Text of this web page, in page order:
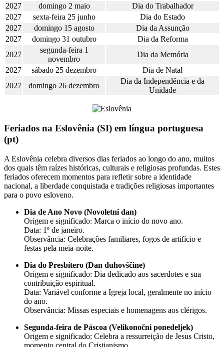
2027
domingo 2 maio
Dia do Trabalhador
2027
sexta-feira 25 junho
Dia do Estado
2027
domingo 15 agosto
Dia da Assunção
2027
domingo 31 outubro
Dia da Reforma
2027
segunda-feira 1
novembro
Dia da Memória
2027
sábado 25 dezembro
Dia de Natal
2027
domingo 26 dezembro
Dia da Independência e da
Unidade
Feriados na Eslovênia (SI) em língua portuguesa
(pt)
A Eslovênia celebra diversos dias feriados ao longo do ano, muitos
dos quais têm raízes históricas, culturais e religiosas profundas. Estes
feriados oferecem momentos para refletir sobre a identidade
nacional, a liberdade conquistada e tradições religiosas importantes
para o povo esloveno.
Dia de Ano Novo (Novoletni dan)
Origem e significado: Marca o início do novo ano.
Data: 1º de janeiro.
Observância: Celebrações familiares, fogos de artifício e
festas pela meia-noite.
Dia do Presbítero (Dan duhovščine)
Origem e significado: Dia dedicado aos sacerdotes e sua
contribuição espiritual.
Data: Variável conforme a Igreja local, geralmente no início
do ano.
Observância: Missas especiais e homenagens aos clérigos.
Segunda-feira de Páscoa (Velikonočni ponedeljek)
Origem e significado: Celebra a ressurreição de Jesus Cristo,
momento central do Cristianismo.